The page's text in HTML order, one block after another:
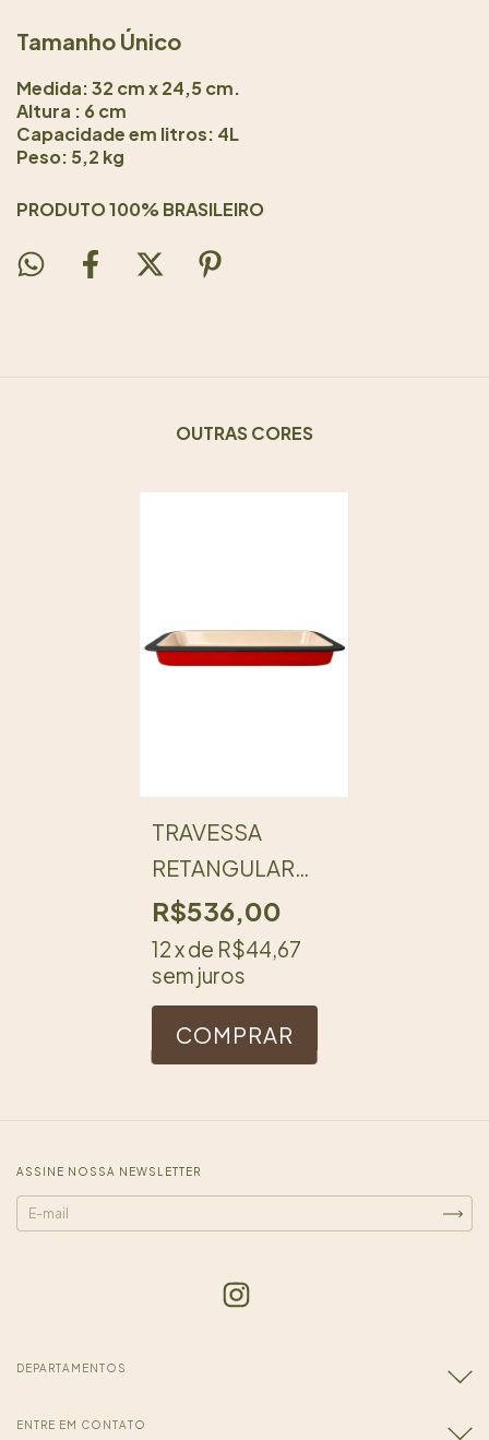
Tamanho Único
Medida: 32 cm x 24,5 cm.
Altura : 6 cm
Capacidade em litros: 4L
Peso: 5,2 kg
PRODUTO 100% BRASILEIRO
OUTRAS CORES
TRAVESSA
RETANGULAR
BAIXA DE FERRO
ESMALTADA I
VERMELHO I
LINHA LGM
R$536,00
12x de R$44,67
sem juros
COMPRAR
ASSINE NOSSA NEWSLETTER
DEPARTAMENTOS
ENTRE EM CONTATO